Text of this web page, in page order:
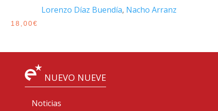
Lorenzo Díaz Buendía, Nacho Arranz
18,00€
NUEVO NUEVE
Noticias